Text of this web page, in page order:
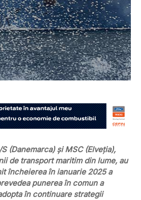
(Danemarca) şi MSC (Elveţia),
de transport maritim din lume, au
încheierea în ianuarie 2025 a
punerea în comun a
în continuare strategii